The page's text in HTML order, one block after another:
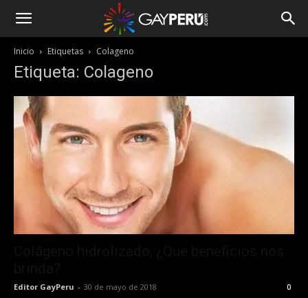
Inicio Etiquetas Colageno
Etiqueta: Colageno
Editor GayPeru - 30 de mayo de 2018 0